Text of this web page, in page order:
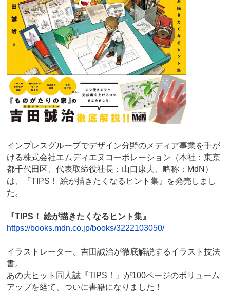
インプレスグループでデザイン分野のメディア事業を手が
ける株式会社エムディエヌコーポレーション（本社：東京
都千代田区、代表取締役社長：山口康夫、略称：MdN）
は、『TIPS！ 絵が描きたくなるヒント集』を発売しまし
た。
『TIPS！ 絵が描きたくなるヒント集』
https://books.mdn.co.jp/books/3222103050/
イラストレーター、吉田誠治が徹底解説するイラスト技法
書。
あの大ヒット同人誌『TIPS！』が100ページのボリューム
アップを経て、ついに書籍になりました！